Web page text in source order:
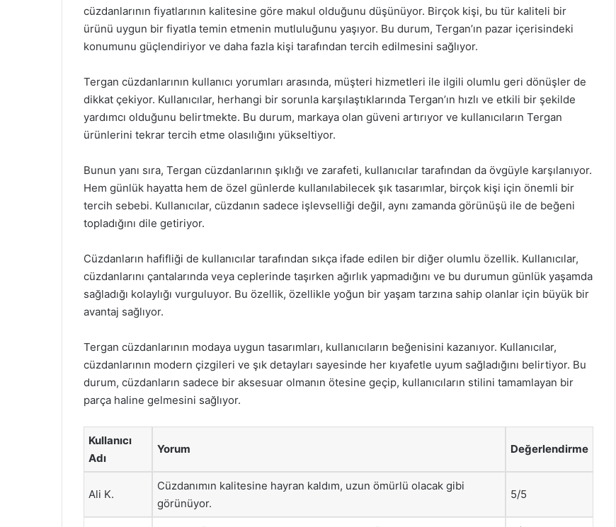
cüzdanlarının fiyatlarının kalitesine göre makul olduğunu düşünüyor. Birçok kişi, bu tür kaliteli bir
ürünü uygun bir fiyatla temin etmenin mutluluğunu yaşıyor. Bu durum, Tergan’ın pazar içerisindeki
konumunu güçlendiriyor ve daha fazla kişi tarafından tercih edilmesini sağlıyor.
Tergan cüzdanlarının kullanıcı yorumları arasında, müşteri hizmetleri ile ilgili olumlu geri dönüşler de
dikkat çekiyor. Kullanıcılar, herhangi bir sorunla karşılaştıklarında Tergan’ın hızlı ve etkili bir şekilde
yardımcı olduğunu belirtmekte. Bu durum, markaya olan güveni artırıyor ve kullanıcıların Tergan
ürünlerini tekrar tercih etme olasılığını yükseltiyor.
Bunun yanı sıra, Tergan cüzdanlarının şıklığı ve zarafeti, kullanıcılar tarafından da övgüyle karşılanıyor.
Hem günlük hayatta hem de özel günlerde kullanılabilecek şık tasarımlar, birçok kişi için önemli bir
tercih sebebi. Kullanıcılar, cüzdanın sadece işlevselliği değil, aynı zamanda görünüşü ile de beğeni
topladığını dile getiriyor.
Cüzdanların hafifliği de kullanıcılar tarafından sıkça ifade edilen bir diğer olumlu özellik. Kullanıcılar,
cüzdanlarını çantalarında veya ceplerinde taşırken ağırlık yapmadığını ve bu durumun günlük yaşamda
sağladığı kolaylığı vurguluyor. Bu özellik, özellikle yoğun bir yaşam tarzına sahip olanlar için büyük bir
avantaj sağlıyor.
Tergan cüzdanlarının modaya uygun tasarımları, kullanıcıların beğenisini kazanıyor. Kullanıcılar,
cüzdanlarının modern çizgileri ve şık detayları sayesinde her kıyafetle uyum sağladığını belirtiyor. Bu
durum, cüzdanların sadece bir aksesuar olmanın ötesine geçip, kullanıcıların stilini tamamlayan bir
parça haline gelmesini sağlıyor.
Kullanıcı
Adı
Yorum Değerlendirme
Ali K.
Cüzdanımın kalitesine hayran kaldım, uzun ömürlü olacak gibi
görünüyor.
5/5